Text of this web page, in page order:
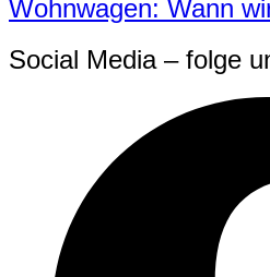
Wohnwagen: Wann
Social Media – folge